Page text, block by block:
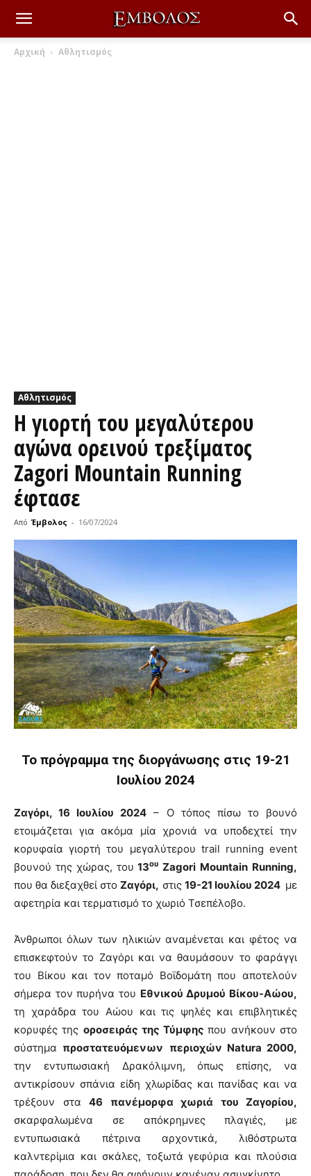
Αρχική Αθλητισμός
Αθλητισμός
Η γιορτή του μεγαλύτερου
αγώνα ορεινού τρεξίματος
Zagori Mountain Running
έφτασε
Από Έμβολος - 16/07/2024
Το πρόγραμμα της διοργάνωσης στις 19-21
Ιουλίου 2024
Ζαγόρι, 16 Ιουλίου 2024 – Ο τόπος πίσω το βουνό
ετοιμάζεται για ακόμα μία χρονιά να υποδεχτεί την
κορυφαία γιορτή του μεγαλύτερου trail running event
βουνού της χώρας, του13ου Zagori Mountain Running,
που θα διεξαχθεί στοΖαγόρι, στις 19-21 Ιουλίου 2024 με
αφετηρία και τερματισμό το χωριό Τσεπέλοβο.
Άνθρωποι όλων των ηλικιών αναμένεται και φέτος να
επισκεφτούν το Ζαγόρι και να θαυμάσουν το φαράγγι
του Βίκου και τον ποταμό Βοϊδομάτη που αποτελούν
σήμερα τον πυρήνα του Εθνικού Δρυμού Βίκου-Αώου,
τη χαράδρα του Αώου και τις ψηλές και επιβλητικές
κορυφές της οροσειράς της Τύμφηςπου ανήκουν στο
σύστημα προστατευόμενων περιοχών Natura 2000,
την εντυπωσιακή Δρακόλιμνη, όπως επίσης, να
αντικρίσουν σπάνια είδη χλωρίδας και πανίδας και να
τρέξουν στα 46 πανέμορφα χωριά του Ζαγορίου,
σκαρφαλωμένα σε απόκρημνες πλαγιές, με
εντυπωσιακά πέτρινα αρχοντικά, λιθόστρωτα
καλντερίμια και σκάλες, τοξωτά γεφύρια και πλούσια